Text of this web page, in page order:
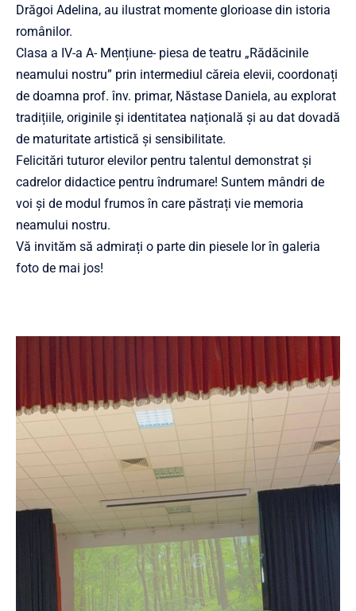
Drăgoi Adelina, au ilustrat momente glorioase din istoria
românilor.
Clasa a IV-a A- Mențiune- piesa de teatru „Rădăcinile
neamului nostru” prin intermediul căreia elevii, coordonați
de doamna prof. înv. primar, Năstase Daniela, au explorat
tradițiile, originile și identitatea națională și au dat dovadă
de maturitate artistică și sensibilitate.
Felicitări tuturor elevilor pentru talentul demonstrat și
cadrelor didactice pentru îndrumare! Suntem mândri de
voi și de modul frumos în care păstrați vie memoria
neamului nostru.
Vă invităm să admirați o parte din piesele lor în galeria
foto de mai jos!